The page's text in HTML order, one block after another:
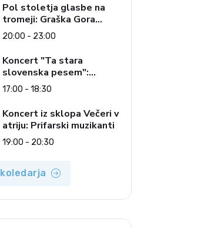
Pol stoletja glasbe na
tromeji: Graška Gora
obeležuje 50. jubilejni
festival narodno-zabavne
glasbe
20:00 - 23:00
Koncert "Ta stara
slovenska pesem":
Ljudski pevci Jezerci
17:00 - 18:30
Koncert iz sklopa Večeri v
atriju: Prifarski muzikanti
19:00 - 20:30